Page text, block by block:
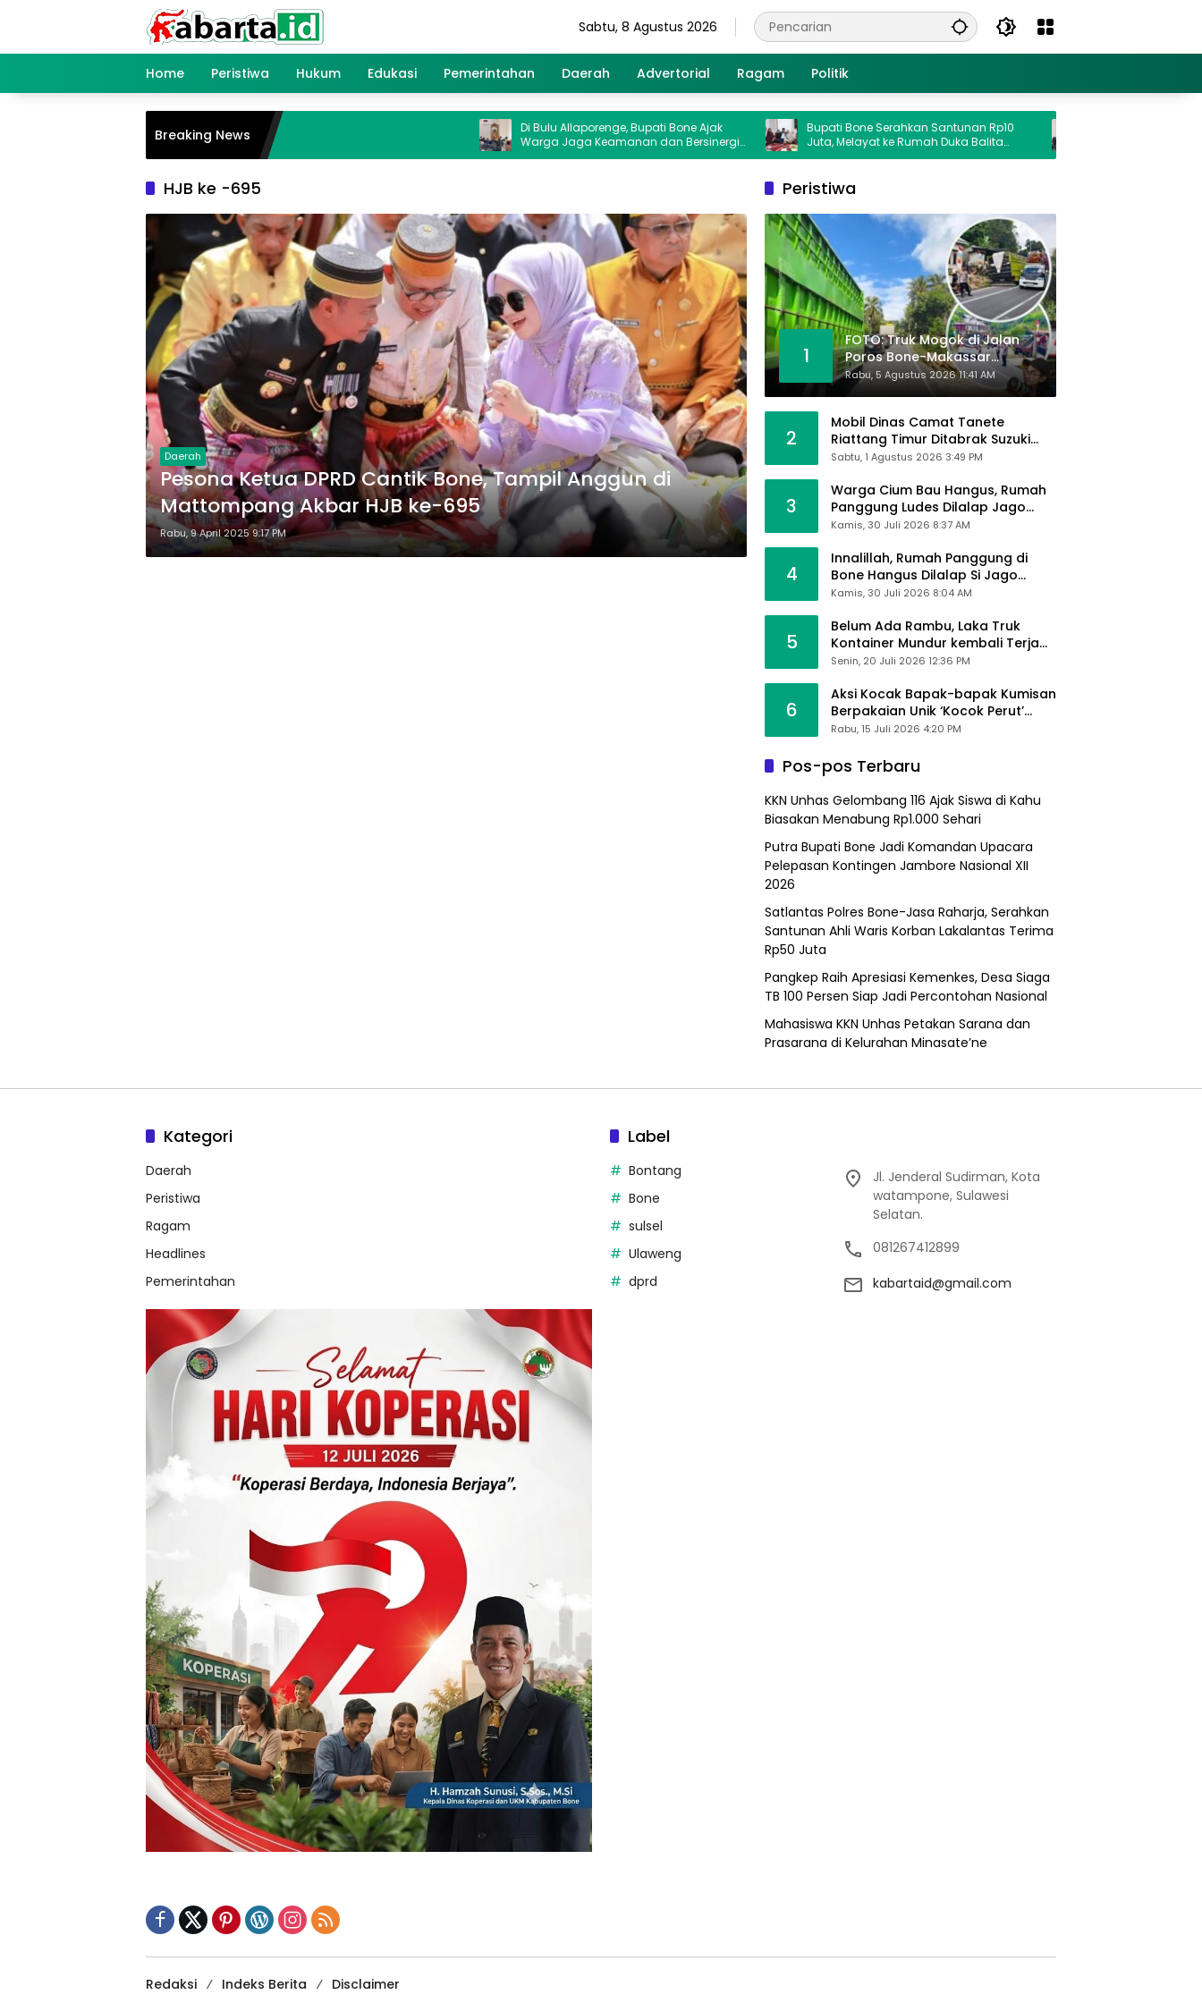
Sabtu, 8 Agustus 2026
Home Peristiwa Hukum Edukasi Pemerintahan Daerah Advertorial Ragam Politik
Breaking News
Di Bulu Allaporenge, Bupati Bone Ajak
Warga Jaga Keamanan dan Bersinergi
Hadapi Kemarau El Nino
Bupati Bone Serahkan Santunan Rp10
Juta, Melayat ke Rumah Duka Balita
Korban Tabrak Oknum Polisi
Dikemudikan Oknum Perwira
di Lokasi Gerak Jalan
HJB ke -695
Daerah
Pesona Ketua DPRD Cantik Bone, Tampil Anggun di
Mattompang Akbar HJB ke-695
Rabu, 9 April 2025 9:17 PM
Peristiwa
1
FOTO: Truk Mogok di Jalan
Poros Bone-Makassar
Sebabkan Macet, Polisi Turun
Tangan
Rabu, 5 Agustus 2026 11:41 AM
2
Mobil Dinas Camat Tanete
Riattang Timur Ditabrak Suzuki
Ertiga, Camat Andi Habibie:
Sabtu, 1 Agustus 2026 3:49 PM
3
Warga Cium Bau Hangus, Rumah
Panggung Ludes Dilalap Jago
Merah
Kamis, 30 Juli 2026 8:37 AM
4
Innalillah, Rumah Panggung di
Bone Hangus Dilalap Si Jago
Merah
Kamis, 30 Juli 2026 8:04 AM
5
Belum Ada Rambu, Laka Truk
Kontainer Mundur kembali Terjadi
di Bypass Sumpallabbu
Senin, 20 Juli 2026 12:36 PM
6
Aksi Kocak Bapak-bapak Kumisan
Berpakaian Unik ‘Kocok Perut’
Pengunjung dan Pegawai
Sentuh Atm
Rabu, 15 Juli 2026 4:20 PM
Pos-pos Terbaru
KKN Unhas Gelombang 116 Ajak Siswa di Kahu
Biasakan Menabung Rp1.000 Sehari
Putra Bupati Bone Jadi Komandan Upacara
Pelepasan Kontingen Jambore Nasional XII
2026
Satlantas Polres Bone-Jasa Raharja, Serahkan
Santunan Ahli Waris Korban Lakalantas Terima
Rp50 Juta
Pangkep Raih Apresiasi Kemenkes, Desa Siaga
TB 100 Persen Siap Jadi Percontohan Nasional
Mahasiswa KKN Unhas Petakan Sarana dan
Prasarana di Kelurahan Minasate’ne
Kategori
Daerah
Peristiwa
Ragam
Headlines
Pemerintahan
Label
Bontang
Bone
sulsel
Ulaweng
dprd
Jl. Jenderal Sudirman, Kota
watampone, Sulawesi
Selatan.
081267412899
kabartaid@gmail.com
Redaksi Indeks Berita Disclaimer